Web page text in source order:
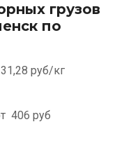
грузов
по
31,28 руб/кг
406 руб